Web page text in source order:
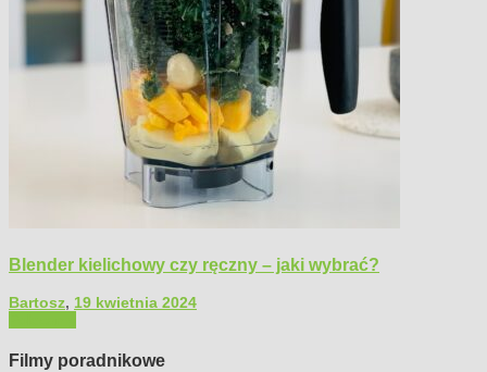
Blender kielichowy czy ręczny – jaki wybrać?
Bartosz, 19 kwietnia 2024
Filmy poradnikowe